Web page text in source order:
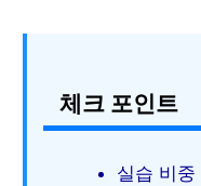
체크 포인트
실습 비